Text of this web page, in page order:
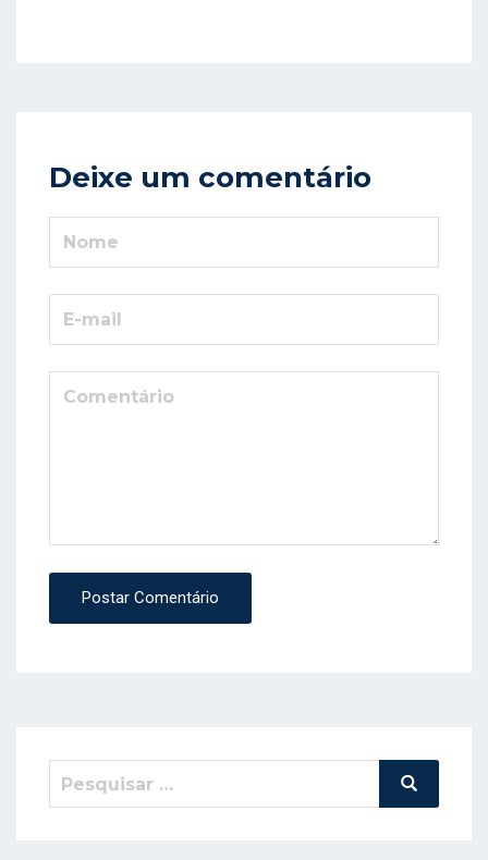
Deixe um comentário
Postar Comentário
Pesquisar
Pesquisa